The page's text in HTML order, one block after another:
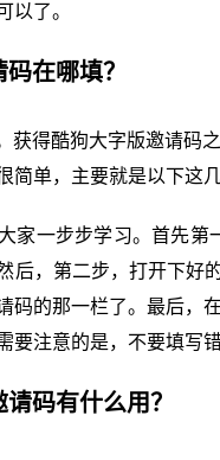
以了。
在哪填？
获得酷狗大字版邀请码
简单，主要就是以下这
家一步步学习。首先第
后，第二步，打开下好
码的那一栏了。最后，
要注意的是，不要填写错
码有什么用？